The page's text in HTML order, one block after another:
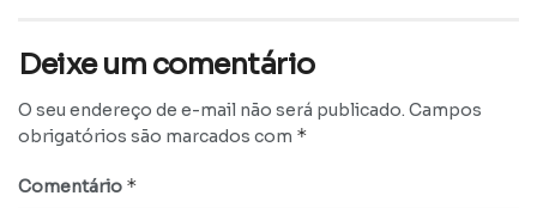
Deixe um comentário
O seu endereço de e-mail não será publicado. Campos
obrigatórios são marcados com *
Comentário *